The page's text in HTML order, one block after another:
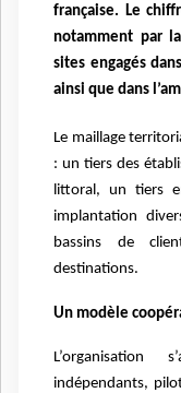
française. Le
notamment par
sites engagés
ainsi que dans
Le maillage
: un tiers des
littoral, un tiers
implantation
bassins de
destinations.
Un modèle
L’organisation
indépendants,